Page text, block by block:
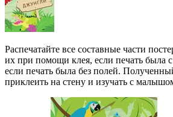
Распечатайте все составные части
их при помощи клея, если печать была
если печать была без полей.
приклеить на стену и изучать с